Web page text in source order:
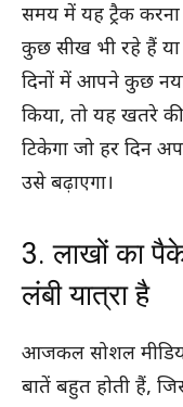
समय में यह ट्रैक
कुछ सीख भी रहे हैं
दिनों में आपने कुछ
किया, तो यह खतरे
टिकेगा जो हर दिन
उसे बढ़ाएगा।
3. लाखों का
लंबी यात्रा है
आजकल सोशल
बातें बहुत होती हैं,